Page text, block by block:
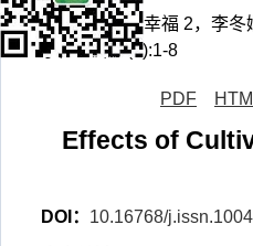
于相满 1，古幸福 2，李
学,2019,46(6):1-8
PDF
Effects of
DOI： 10.16768/